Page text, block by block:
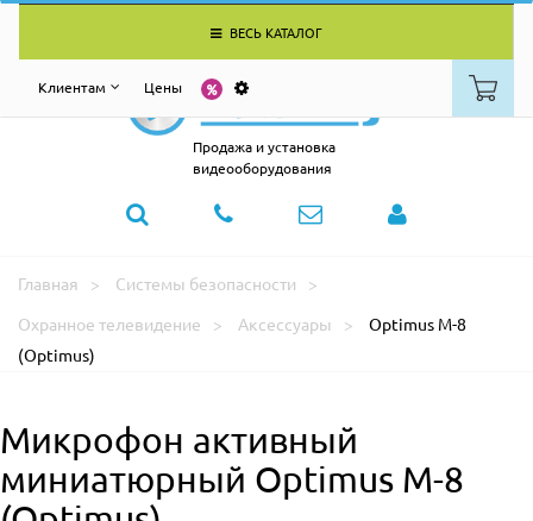
ВЕСЬ КАТАЛОГ
Клиентам Цены
Продажа и установка
видеооборудования
Главная
Системы безопасности
Охранное телевидение
Аксессуары
Optimus M-8
(Optimus)
Микрофон активный
миниатюрный Optimus M-8